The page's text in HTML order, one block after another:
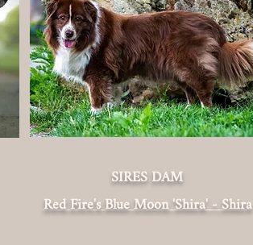
SIRES DAM
Red Fire's Blue Moon 'Shira' - Shira